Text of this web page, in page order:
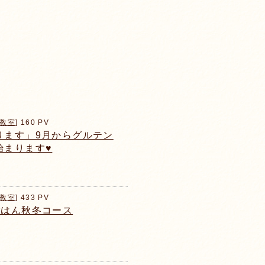
室] 160 PV
す」9月からグルテン
まります♥️
室] 433 PV
ん秋冬コース